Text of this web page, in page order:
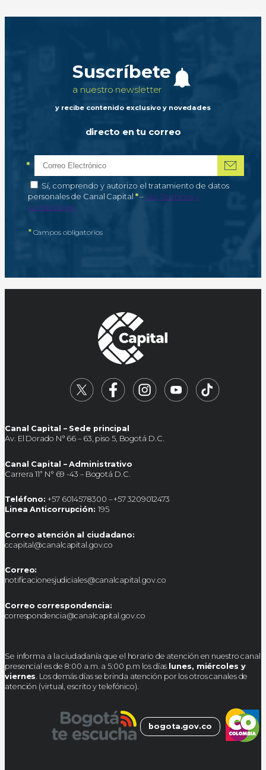
Suscríbete
a nuestro newsletter
y recibe contenido exclusivo y novedades
directo en tu correo
Correo electrónico
*Campo obligatorio
Autorización de tratamiento de datos personales
Sí, comprendo y autorizo el tratamiento de datos
personales de Canal Capital *–Campo obligatorio
Ver Términos y
condiciones
*Campos obligatorios
Canal Capital – Sede principal
Av. El Dorado N° 66 – 63, piso 5, Bogotá D.C.
Canal Capital – Administrativo
Carrera 11ª N° 69 -43 – Bogotá D.C.
Teléfono: +57 6014578300 – +57 3209012473
Linea Anticorrupción: 195
Correo atención al ciudadano:
ccapital@canalcapital.gov.co
Correo:
notificacionesjudiciales@canalcapital.gov.co
Correo correspondencia:
correspondencia@canalcapital.gov.co
Se informa a la ciudadanía que el horario de atención en nuestro canal
presencial es de 8:00 a.m. a 5:00 p.m los días lunes, miércoles y
viernes. Los demás días se brinda atención por los otros canales de
atención (virtual, escrito y telefónico).
bogota.gov.co